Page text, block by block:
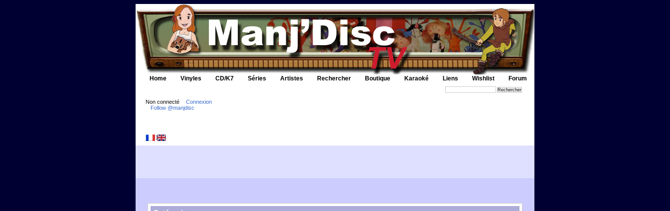
Home Vinyles CD/K7 Séries Artistes Rechercher Boutique Karaoké Liens Wishlist Forum
Non connecté
Connexion
Follow @manjdisc